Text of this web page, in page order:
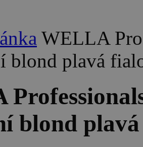
WELLA
blond plavá
blond